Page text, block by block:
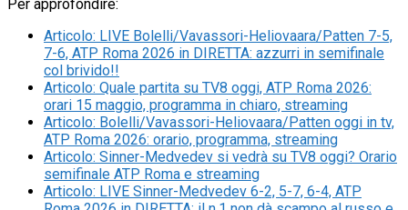
Per approfondire:
Articolo: LIVE Bolelli/Vavassori-Heliovaara/Patten 7-5,
7-6, ATP Roma 2026 in DIRETTA: azzurri in semifinale
col brivido!!
Articolo: Quale partita su TV8 oggi, ATP Roma 2026:
orari 15 maggio, programma in chiaro, streaming
Articolo: Bolelli/Vavassori-Heliovaara/Patten oggi in tv,
ATP Roma 2026: orario, programma, streaming
Articolo: Sinner-Medvedev si vedrà su TV8 oggi? Orario
semifinale ATP Roma e streaming
Articolo: LIVE Sinner-Medvedev 6-2, 5-7, 6-4, ATP